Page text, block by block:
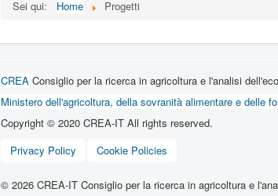
Sei qui: Home Progetti
CREA Consiglio per la ricerca in agricoltura e l'analisi
Ministero dell'agricoltura, della sovranità alimentare e delle
Copyright © 2020 CREA-IT All rights reserved.
Privacy Policy
Cookie Policies
© 2026 CREA-IT Consiglio per la ricerca in agricoltura e